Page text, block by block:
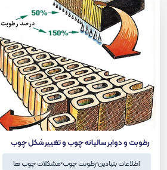
رطوبت و دوایر سالیانه چوب و تغییر شکل چوب
اطلاعات بنیادین،رطوبت چوب،مشکلات چوب ها